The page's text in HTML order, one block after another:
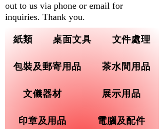
紙類 桌面文具 文件處理
包裝及郵寄用品 茶水間用品
文儀器材 展示用品
印章及用品 電腦及配件
out to us via phone or email for
inquiries. Thank you.